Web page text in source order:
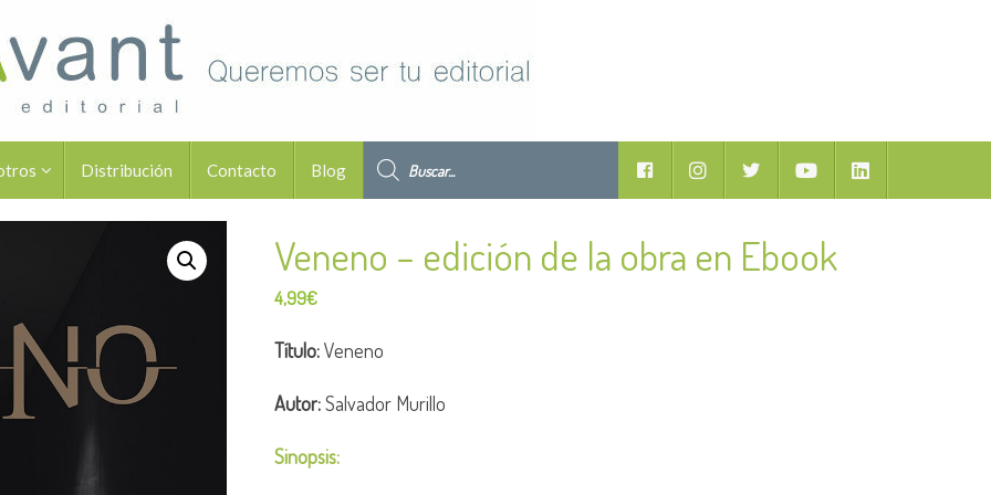
Distribución Contacto Blog
Facebook YoutubeLinkedIn
Veneno – edición de la obra en Ebook
4,99€
Título:Veneno
Autor:Salvador Murillo
Sinopsis: